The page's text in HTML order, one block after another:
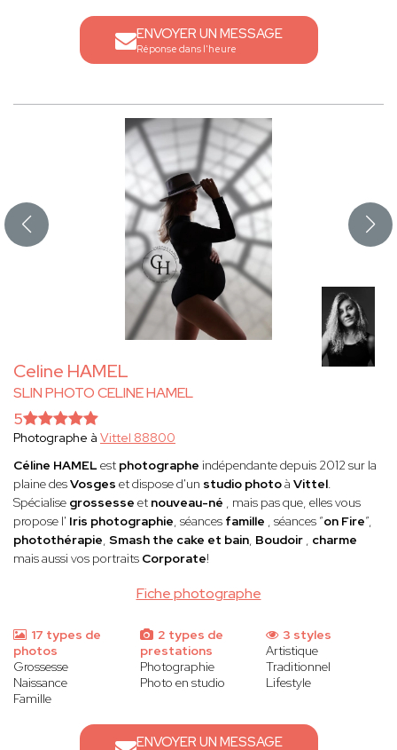
ENVOYER UN MESSAGE
Réponse dans l'heure
Celine HAMEL
SLIN PHOTO CELINE HAMEL
Fiche photographe
5
Photographe à Vittel 88800
Céline HAMELest photographe indépendante depuis 2012 sur la
plaine desVosges et dispose d'un studio photoà Vittel.
Spécialise grossesse et nouveau-né , mais pas que, elles vous
propose l' Iris photographie, séances famille , séances “on Fire”,
photothérapie, Smash the cake et bain, Boudoir , charme
mais aussi vos portraits Corporate!
17 types de
photos
Grossesse
Naissance
Famille
2 types de
prestations
Photographie
Photo en studio
3 styles
Artistique
Traditionnel
Lifestyle
ENVOYER UN MESSAGE